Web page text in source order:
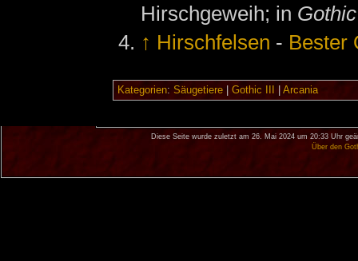
Hirschgeweih; in
↑ Hirschfelsen - Bester
Kategorien: Säugetiere| Gothic III Arcania
Diese Seite wurde zuletzt am 26. Mai 2024 um 20:33 Uhr
Über den